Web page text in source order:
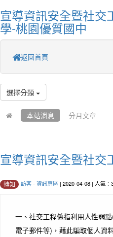
宣導資訊安全暨社交
學-桃園優質國中
返回首頁
選擇分類
本站消息 分月文章
宣導資訊安全暨社交
轉知 訪客- 資訊專區 | 2020-04-08 | 人氣：
一、社交工程係指利用人性弱
電子郵件等)，藉此騙取個人資